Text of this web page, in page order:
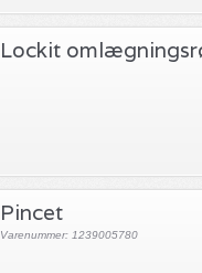
Lockit
Pincet
Varenummer: 1239005780